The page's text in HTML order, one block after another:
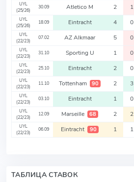
UYL
(25/26)
30.09 Atletico M 2 1
UYL
(25/26)
18.09 Eintracht 4 0
UYL
(22/23)
07.02 AZ Alkmaar 5 0
UYL
(22/23)
31.10 Sporting U 1 0
UYL
(22/23)
25.10 Eintracht 2 0
UYL
(22/23)
11.10 Tottenham 90 2 3
UYL
(22/23)
03.10 Eintracht 1 0
UYL
(22/23)
12.09 Marseille 68 2 2
UYL
(22/23)
06.09 Eintracht 90 1 1
ТАБЛИЦА СТАВОК